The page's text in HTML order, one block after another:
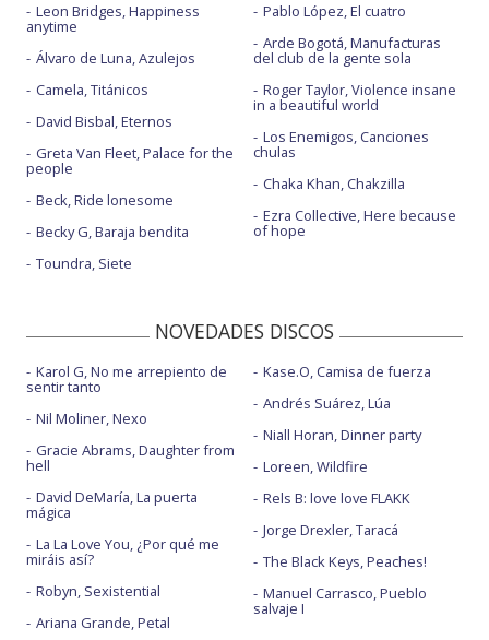
Leon Bridges, Happiness
anytime
Álvaro de Luna, Azulejos
Camela, Titánicos
David Bisbal, Eternos
Greta Van Fleet, Palace for the
people
Beck, Ride lonesome
Becky G, Baraja bendita
Toundra, Siete
Pablo López, El cuatro
Arde Bogotá, Manufacturas
del club de la gente sola
Roger Taylor, Violence insane
in a beautiful world
Los Enemigos, Canciones
chulas
Chaka Khan, Chakzilla
Ezra Collective, Here because
of hope
NOVEDADES DISCOS
Karol G, No me arrepiento de
sentir tanto
Nil Moliner, Nexo
Gracie Abrams, Daughter from
hell
David DeMaría, La puerta
mágica
La La Love You, ¿Por qué me
miráis así?
Robyn, Sexistential
Ariana Grande, Petal
Kase.O, Camisa de fuerza
Andrés Suárez, Lúa
Niall Horan, Dinner party
Loreen, Wildfire
Rels B: love love FLAKK
Jorge Drexler, Taracá
The Black Keys, Peaches!
Manuel Carrasco, Pueblo
salvaje I